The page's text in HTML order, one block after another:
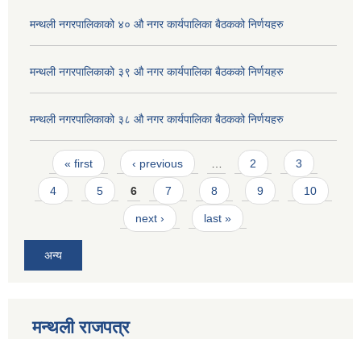
मन्थली नगरपालिकाको ४० औ नगर कार्यपालिका बैठकको निर्णयहरु
मन्थली नगरपालिकाको ३९ औ नगर कार्यपालिका बैठकको निर्णयहरु
मन्थली नगरपालिकाको ३८ औ नगर कार्यपालिका बैठकको निर्णयहरु
Pages
« first ‹ previous 2 3
4 5 6 7 8 9 10
next › last »
अन्य
मन्थली राजपत्र